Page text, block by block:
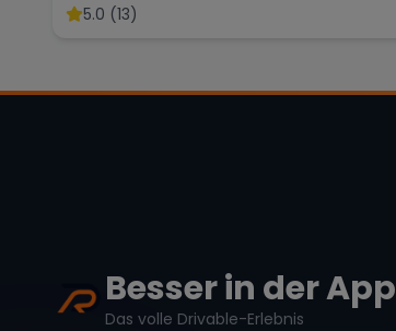
Schwarz
5.0 (13)
Besser in der App
Das volle Drivable-Erlebnis